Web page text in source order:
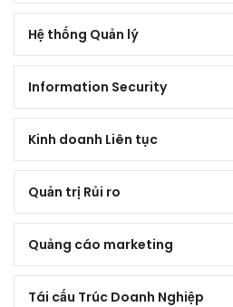
Hệ thống Quản lý
Information Security
Kinh doanh Liên tục
Quản trị Rủi ro
Quảng cáo marketing
Tái cấu Trúc Doanh Nghiệp